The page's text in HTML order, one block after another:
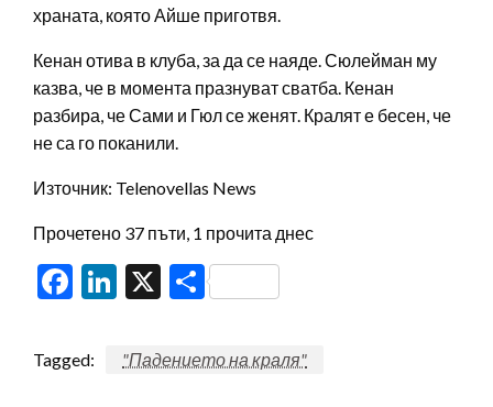
храната, която Айше приготвя.
Кенан отива в клуба, за да се наяде. Сюлейман му
казва, че в момента празнуват сватба. Кенан
разбира, че Сами и Гюл се женят. Кралят е бесен, че
не са го поканили.
Източник: Telenovellas News
Прочетено 37 пъти, 1 прочита днес
Facebook
LinkedIn
X Share
Tagged: "Падението на краля"